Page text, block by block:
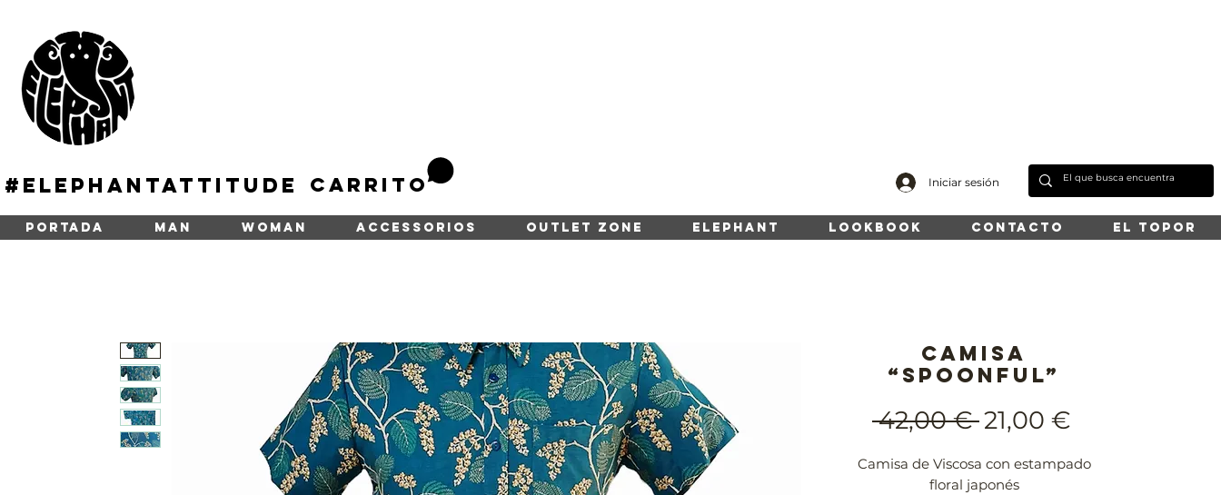
#Elephantattitude Carrito Iniciar sesión
Camisa
“SPOONFUL”
42,00 € Precio
21,00 €
oferta
Camisa de Viscosa con estampado
floral japonés
PORTADA MAN WOMAN ACCESSORIOS OUTLET ZONE ELEPHANT LOOKBOOK CONTACTO EL TOPOR